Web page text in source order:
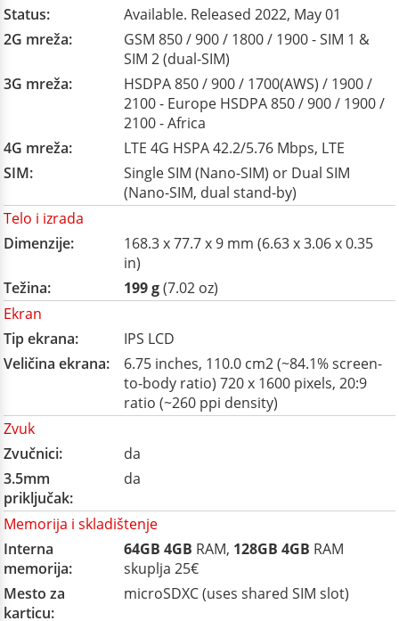
Status:
Available. Released 2022, May 01
2G mreža:
GSM 850 / 900 / 1800 / 1900 - SIM 1 &
SIM 2 (dual-SIM)
3G mreža:
HSDPA 850 / 900 / 1700(AWS) / 1900 /
2100 - Europe HSDPA 850 / 900 / 1900 /
2100 - Africa
4G mreža:
LTE 4G HSPA 42.2/5.76 Mbps, LTE
SIM:
Single SIM (Nano-SIM) or Dual SIM
(Nano-SIM, dual stand-by)
Telo i izrada
Dimenzije:
168.3 x 77.7 x 9 mm (6.63 x 3.06 x 0.35
in)
Težina:
199 g(7.02 oz)
Ekran
Tip ekrana:
IPS LCD
Veličina ekrana:
6.75 inches, 110.0 cm2 (~84.1% screen-
to-body ratio) 720 x 1600 pixels, 20:9
ratio (~260 ppi density)
Zvuk
Zvučnici:
da
3.5mm
priključak:
da
Memorija i skladištenje
Interna
memorija:
64GB 4GB RAM, 128GB 4GB RAM
skuplja 25€
Mesto za
karticu:
microSDXC (uses shared SIM slot)